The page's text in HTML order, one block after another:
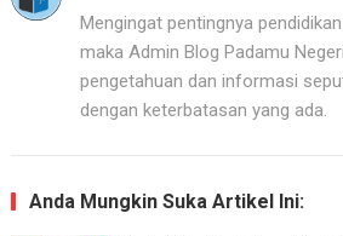
Mengingat pentingnya
maka Admin Blog Padamu
pengetahuan dan informasi
dengan keterbatasan yang ada.
Anda Mungkin Suka Artikel Ini: